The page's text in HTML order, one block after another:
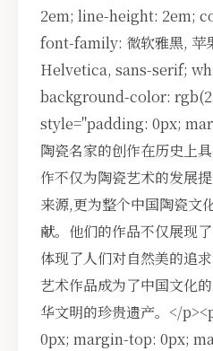
2em; line-height: 2em;
font-family: 微软雅黑, 苹
Helvetica, sans-serif;
background-color:
style="padding: 0px;
陶瓷名家的创作在历史上
作不仅为陶瓷艺术的发展
来源,更为整个中国陶瓷文
献。他们的作品不仅展现
体现了人们对自然美的追
艺术作品成为了中国文化
华文明的珍贵遗产。</
0px; margin-top: 0px;